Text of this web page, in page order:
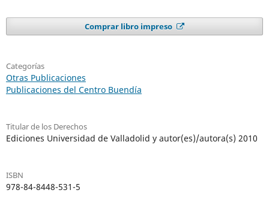
Comprar libro impreso
Categorías
Otras Publicaciones
Publicaciones del Centro Buendía
Titular de los Derechos
Ediciones Universidad de Valladolid y autor(es)/autora(s) 2010
ISBN
978-84-8448-531-5